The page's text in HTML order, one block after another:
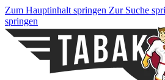
Zum Hauptinhalt springen Zur Suche
springen